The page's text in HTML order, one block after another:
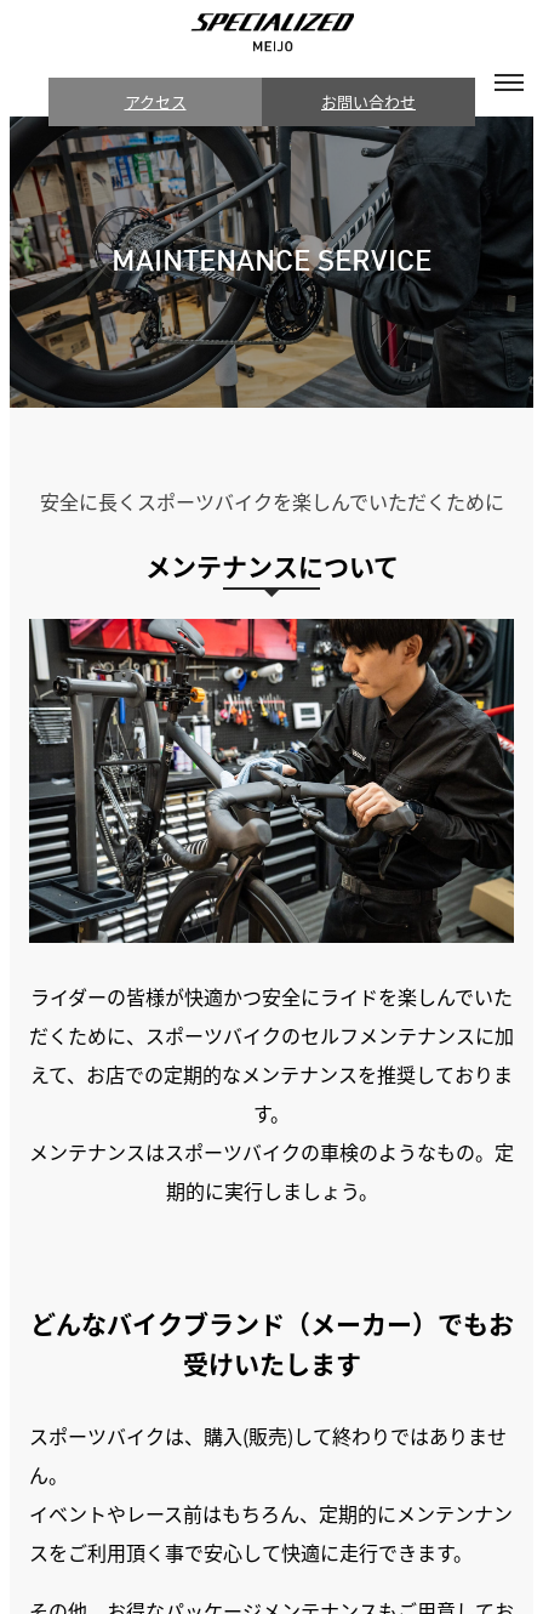
アクセス お問い合わせ
MAINTENANCE SERVICE
安全に長くスポーツバイクを楽しんでいただくために
メンテナンスについて
ライダーの皆様が快適かつ安全にライドを楽しんでいた
だくために、スポーツバイクのセルフメンテナンスに加
えて、お店での定期的なメンテナンスを推奨しておりま
す。
メンテナンスはスポーツバイクの車検のようなもの。定
期的に実行しましょう。
どんなバイクブランド（メーカー）でもお
受けいたします
スポーツバイクは、購入(販売)して終わりではありませ
ん。
イベントやレース前はもちろん、定期的にメンテンナン
スをご利用頂く事で安心して快適に走行できます。